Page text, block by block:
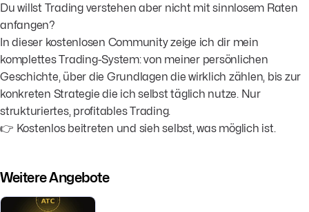
Du willst Trading verstehen aber nicht mit sinnlosem Raten
anfangen?
In dieser kostenlosen Community zeige ich dir mein
komplettes Trading-System: von meiner persönlichen
Geschichte, über die Grundlagen die wirklich zählen, bis zur
konkreten Strategie die ich selbst täglich nutze. Nur
strukturiertes, profitables Trading.
👉 Kostenlos beitreten und sieh selbst, was möglich ist.
Weitere Angebote